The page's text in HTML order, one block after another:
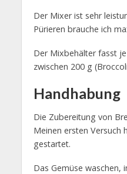
Der Mixer ist sehr
Pürieren brauche ich
Der Mixbehälter fasst
zwischen 200 g
Handhabung
Die Zubereitung von
Meinen ersten Versuch
gestartet.
Das Gemüse waschen,